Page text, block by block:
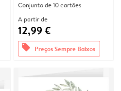
Conjunto de 10 cartões
A partir de
12,99 €
offers Preços Sempre Baixos